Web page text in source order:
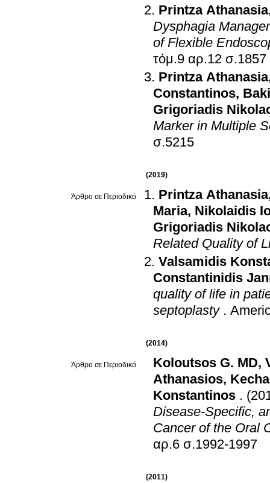
Printza Athanasia
Dysphagia
of Flexible
τόμ.9 αρ.12 σ.1857
Printza Athanasia
Constantinos,
Grigoriadis
Marker in Multiple
σ.5215
(2019)
Άρθρο σε Περιοδικό Printza Athanasia
Maria, Nikolaidis
Grigoriadis
Related Quality of
Valsamidis
Constantinidis
quality of life in
septoplasty .
(2014)
Άρθρο σε Περιοδικό Koloutsos G. MD,
Athanasios,
Konstantinos .
Disease-Specific,
Cancer of the Oral
αρ.6 σ.1992-1997
(2011)